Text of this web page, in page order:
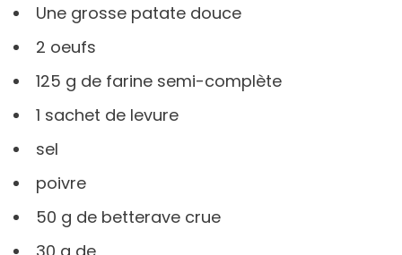
Une grosse patate douce
2 oeufs
125 g de farine semi-complète
1 sachet de levure
sel
poivre
50 g de betterave crue